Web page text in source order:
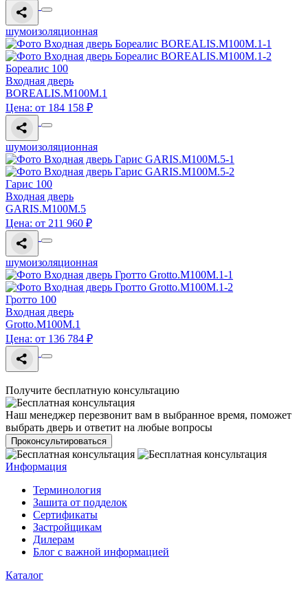
шумоизоляционная
Бореалис 100
Входная дверь
BOREALIS.M100M.1
Цена: от 184 158 ₽
шумоизоляционная
Гарис 100
Входная дверь
GARIS.M100M.5
Цена: от 211 960 ₽
шумоизоляционная
Гротто 100
Входная дверь
Grotto.M100M.1
Цена: от 136 784 ₽
Получите бесплатную консультацию
Наш менеджер перезвонит вам в выбранное время, поможет
выбрать дверь и ответит на любые вопросы
Проконсультироваться
Информация
Терминология
Зашита от подделок
Сертификаты
Застройщикам
Дилерам
Блог с важной информацией
Каталог